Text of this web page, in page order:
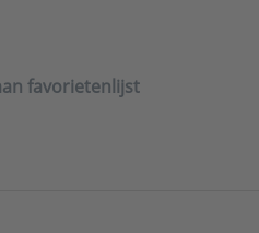
favorietenlijst